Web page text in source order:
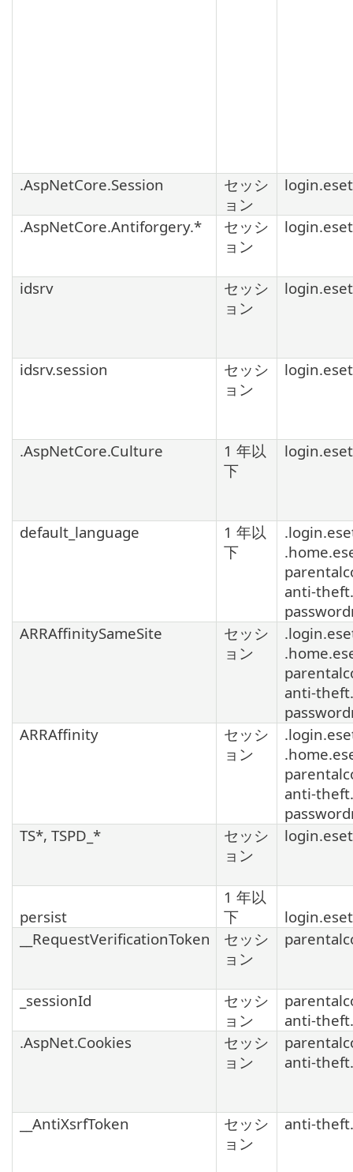
.AspNetCore.Session
セッシ
ョン
.AspNetCore.Antiforgery.*
セッシ
ョン
idsrv
セッシ
ョン
idsrv.session
セッシ
ョン
.AspNetCore.Culture
1 年以
下
default_language
1 年以
下
anti-
ARRAffinitySameSite
セッシ
ョン
anti-
ARRAffinity
セッシ
ョン
anti-
TS*, TSPD_*
セッシ
ョン
persist
1 年以
下
__RequestVerificationToken
セッシ
ョン
_sessionId
セッシ
ョン
anti-
.AspNet.Cookies
セッシ
ョン
anti-
__AntiXsrfToken
セッシ
ョン
anti-